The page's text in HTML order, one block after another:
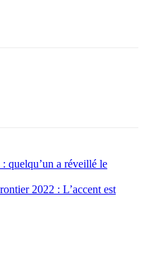
quelqu’un a réveillé le
2022 : L’accent est